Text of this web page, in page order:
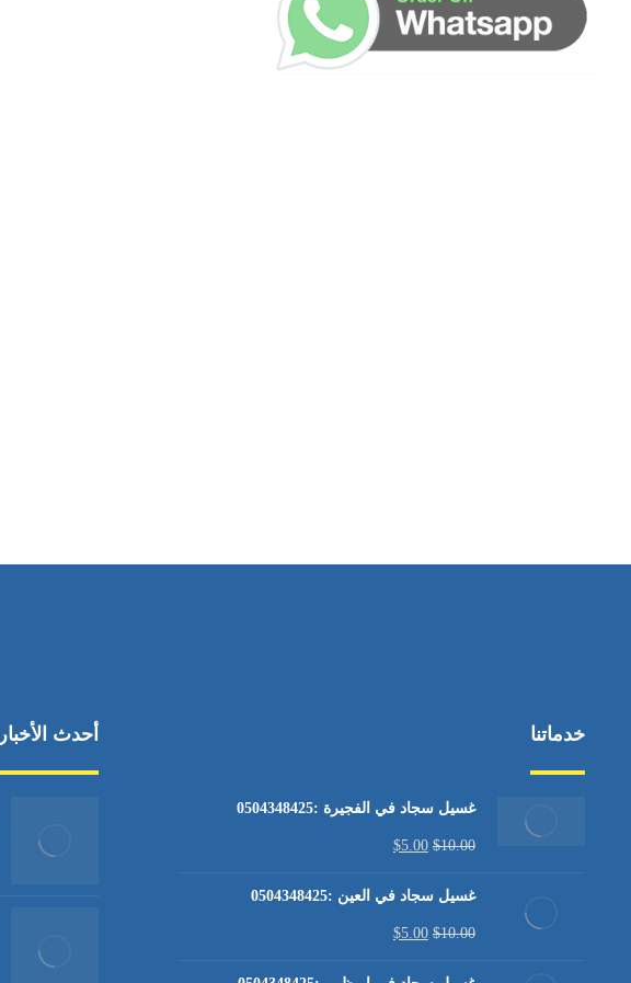
خدماتنا
غسيل سجاد في الفجيرة :0504348425
$10.00
$5.00
غسيل سجاد في العين :0504348425
$10.00
$5.00
أحدث الأخبار